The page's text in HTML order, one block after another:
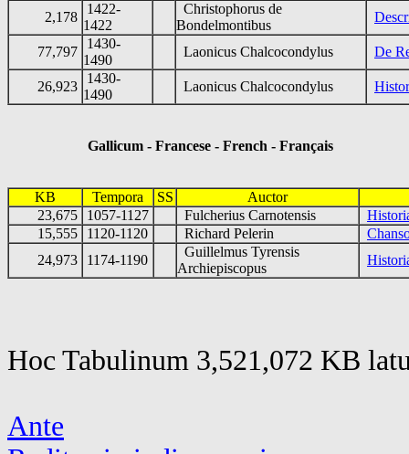
2,178
1422-
1422
Christophorus de
Bondelmontibus
77,797
1430-
1490
Laonicus Chalcocondylus De
26,923
1430-
1490
Laonicus Chalcocondylus
Gallicum - Francese - French - Français
KB Tempora SS
Auctor
23,675
1057-1127 Fulcherius Carnotensis
15,555
1120-1120 Richard Pelerin
24,973
1174-1190
Guillelmus Tyrensis
Archiepiscopus
Hoc Tabulinum 3,521,072 KB
Ante